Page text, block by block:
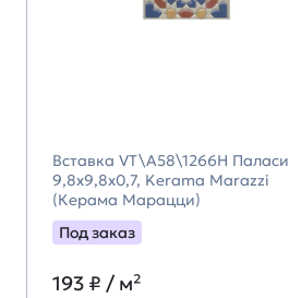
Вставка VT\A58\1266H
9,8x9,8x0,7, Kerama Marazzi
(Керама Марацци)
Под заказ
193 ₽ / м²